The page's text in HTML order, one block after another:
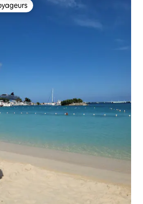
les plus appréciés